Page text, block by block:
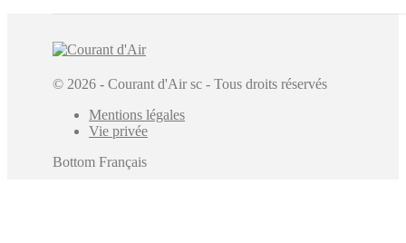
© 2026 - Courant d'Air sc - Tous droits réservés
Mentions légales
Vie privée
Bottom Français